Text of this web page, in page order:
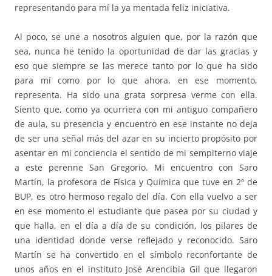
representando para mí la ya mentada feliz iniciativa.
Al poco, se une a nosotros alguien que, por la razón que
sea, nunca he tenido la oportunidad de dar las gracias y
eso que siempre se las merece tanto por lo que ha sido
para mí como por lo que ahora, en ese momento,
representa. Ha sido una grata sorpresa verme con ella.
Siento que, como ya ocurriera con mi antiguo compañero
de aula, su presencia y encuentro en ese instante no deja
de ser una señal más del azar en su incierto propósito por
asentar en mi conciencia el sentido de mi sempiterno viaje
a este perenne San Gregorio. Mi encuentro con Saro
Martín, la profesora de Física y Química que tuve en 2º de
BUP, es otro hermoso regalo del día. Con ella vuelvo a ser
en ese momento el estudiante que pasea por su ciudad y
que halla, en el día a día de su condición, los pilares de
una identidad donde verse reflejado y reconocido. Saro
Martín se ha convertido en el símbolo reconfortante de
unos años en el instituto José Arencibia Gil que llegaron